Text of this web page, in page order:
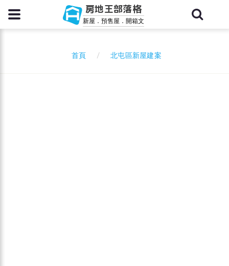
房地王部落格
新屋．預售屋．開箱文
首頁 北屯區新屋建案